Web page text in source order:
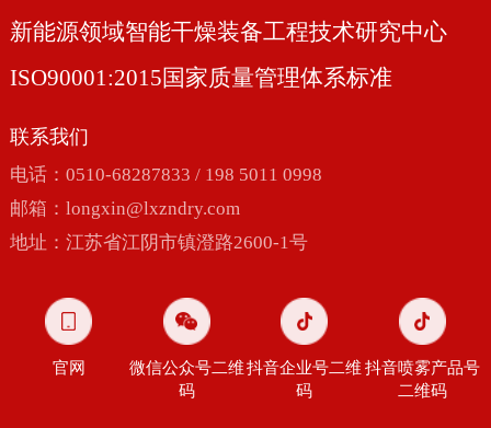
新能源领域智能干燥装备工程技术研究中心
ISO90001:2015国家质量管理体系标准
联系我们
电话：0510-68287833 / 198 5011 0998
邮箱： longxin@lxzndry.com
地址：江苏省江阴市镇澄路2600-1号
官网
微信公众号二维
码
抖音企业号二维
码
抖音喷雾产品号
二维码